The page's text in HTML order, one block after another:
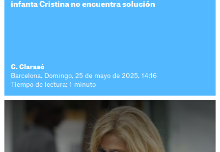
infanta Cristina no encuentra solución
C. Clarasó
Barcelona. Domingo, 25 de mayo de 2025. 14:16
Tiempo de lectura: 1 minuto